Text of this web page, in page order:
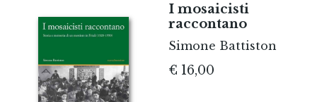
I mosaicisti
raccontano
Simone Battiston
€ 16,00